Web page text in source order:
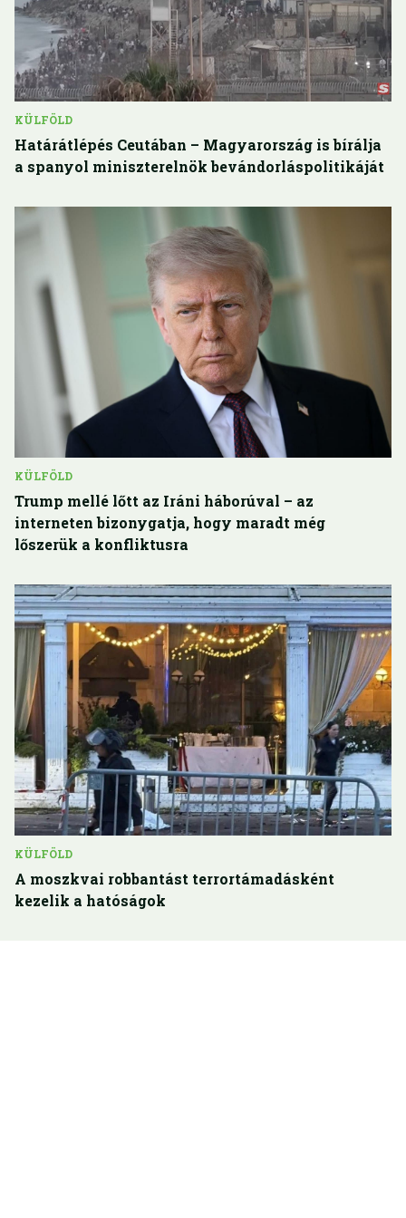
KÜLFÖLD
Határátlépés Ceutában – Magyarország is bírálja
a spanyol miniszterelnök bevándorláspolitikáját
KÜLFÖLD
Trump mellé lőtt az Iráni háborúval – az
interneten bizonygatja, hogy maradt még
lőszerük a konfliktusra
KÜLFÖLD
A moszkvai robbantást terrortámadásként
kezelik a hatóságok